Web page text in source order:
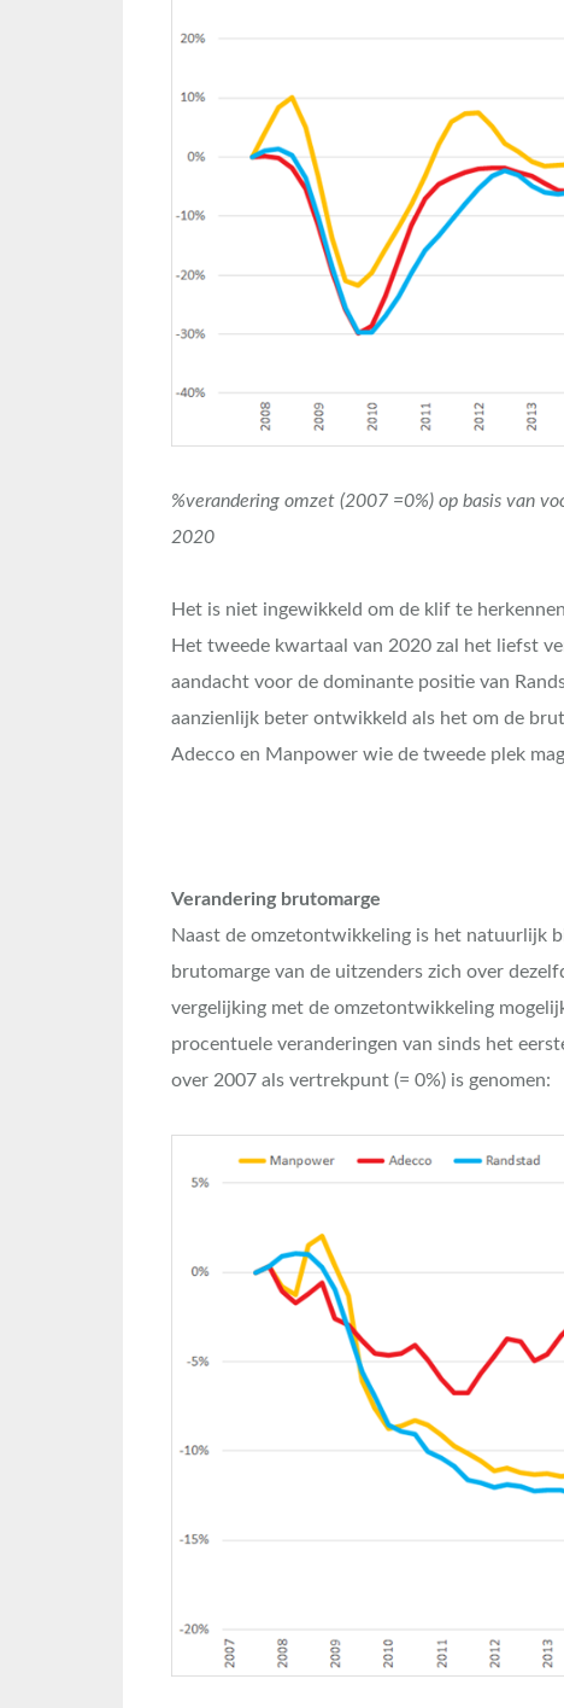
%verandering omzet (2007 =0%) op basis van
2020
Het is niet ingewikkeld om de klif te
Het tweede kwartaal van 2020 zal het liefst
aandacht voor de dominante positie van
aanzienlijk beter ontwikkeld als het om de
Adecco en Manpower wie de tweede plek
Verandering brutomarge
Naast de omzetontwikkeling is het natuurlijk
brutomarge van de uitzenders zich over
vergelijking met de omzetontwikkeling
procentuele veranderingen van sinds het
over 2007 als vertrekpunt (= 0%) is genomen: